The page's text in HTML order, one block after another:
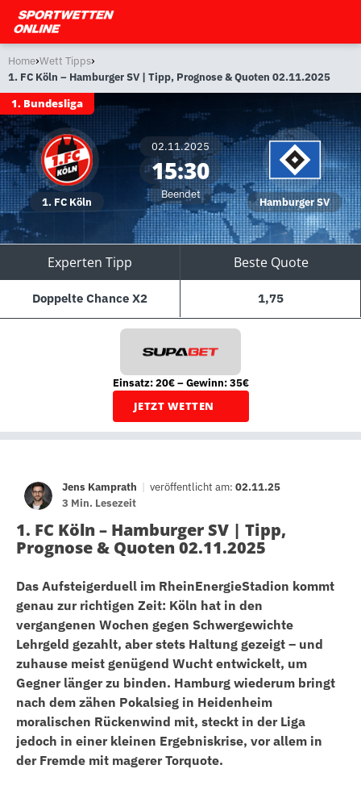
Home›Wett Tipps›
1. FC Köln – Hamburger SV | Tipp, Prognose & Quoten 02.11.2025
1. Bundesliga
1. FC Köln
02.11.2025
15:30
Beendet
Hamburger SV
Experten Tipp Beste Quote
Doppelte Chance X2 1,75
Einsatz: 20€ – Gewinn: 35€
JETZT WETTEN
Jens Kamprath | veröffentlicht am: 02.11.25
3 Min. Lesezeit
1. FC Köln – Hamburger SV | Tipp,
Prognose & Quoten 02.11.2025
Das Aufsteigerduell im RheinEnergieStadion kommt
genau zur richtigen Zeit: Köln hat in den
vergangenen Wochen gegen Schwergewichte
Lehrgeld gezahlt, aber stets Haltung gezeigt – und
zuhause meist genügend Wucht entwickelt, um
Gegner länger zu binden. Hamburg wiederum bringt
nach dem zähen Pokalsieg in Heidenheim
moralischen Rückenwind mit, steckt in der Liga
jedoch in einer kleinen Ergebniskrise, vor allem in
der Fremde mit magerer Torquote.